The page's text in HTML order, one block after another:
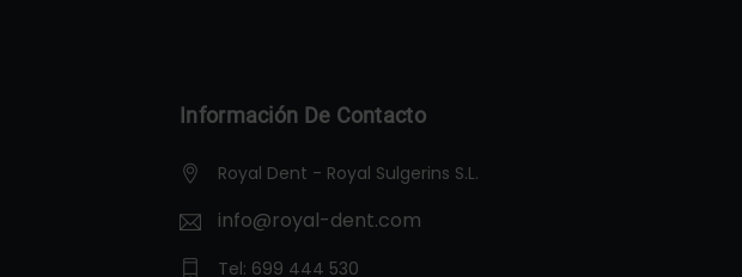
Información De Contacto
Royal Dent - Royal Sulgerins S.L.
info@royal-dent.com
Tel: 699 444 530